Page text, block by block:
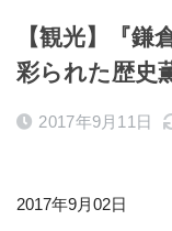
【観光】『
彩られた歴史
2017年9月11日
2017年9月02日